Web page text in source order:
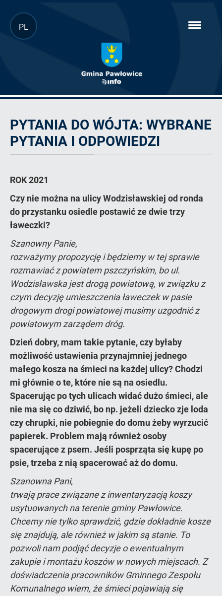
Przejdź
do
PL
wójta
PYTANIA DO WÓJTA: WYBRANE
PYTANIA I ODPOWIEDZI
ROK 2021
Czy nie można na ulicy Wodzisławskiej od ronda
do przystanku osiedle postawić ze dwie trzy
ławeczki?
Szanowny Panie,
rozważymy propozycję i będziemy w tej sprawie
rozmawiać z powiatem pszczyńskim, bo ul.
Wodzisławska jest drogą powiatową, w związku z
czym decyzję umieszczenia ławeczek w pasie
drogowym drogi powiatowej musimy uzgodnić z
powiatowym zarządem dróg.
Dzień dobry, mam takie pytanie, czy byłaby
możliwość ustawienia przynajmniej jednego
małego kosza na śmieci na każdej ulicy? Chodzi
mi głównie o te, które nie są na osiedlu.
Spacerując po tych ulicach widać dużo śmieci, ale
nie ma się co dziwić, bo np. jeżeli dziecko zje loda
czy chrupki, nie pobiegnie do domu żeby wyrzucić
papierek. Problem mają również osoby
spacerujące z psem. Jeśli posprząta się kupę po
psie, trzeba z nią spacerować aż do domu.
Szanowna Pani,
trwają prace związane z inwentaryzacją koszy
usytuowanych na terenie gminy Pawłowice.
Chcemy nie tylko sprawdzić, gdzie dokładnie kosze
się znajdują, ale również w jakim są stanie. To
pozwoli nam podjąć decyzje o ewentualnym
zakupie i montażu koszów w nowych miejscach. Z
doświadczenia pracowników Gminnego Zespołu
Komunalnego wiem, że śmieci pojawiają się